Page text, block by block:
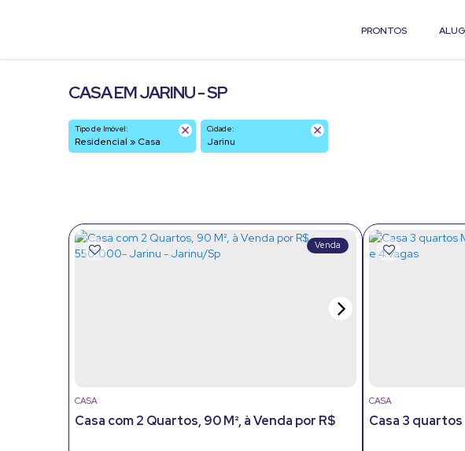
PRONTOS
CASA EM JARINU - SP
Tipo de Imóvel:
Residencial » Casa
Cidade:
Jarinu
Casa com 2 Quartos, 90 M², à Venda por R$
CASA
Casa 3 quartos
CASA